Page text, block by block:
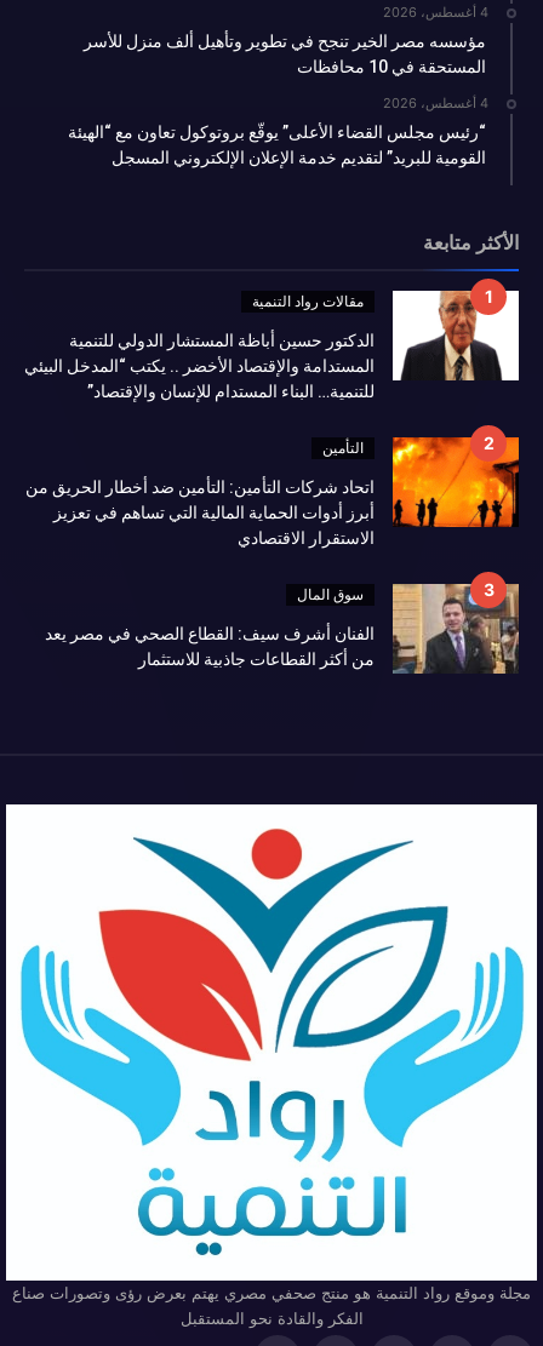
4 أغسطس، 2026
مؤسسه مصر الخير تنجح في تطوير وتأهيل ألف منزل للأسر
المستحقة في 10 محافظات
4 أغسطس، 2026
“رئيس مجلس القضاء الأعلى” يوقّع بروتوكول تعاون مع “الهيئة
القومية للبريد” لتقديم خدمة الإعلان الإلكتروني المسجل
الأكثر متابعة
مقالات رواد التنمية
الدكتور حسين أباظة المستشار الدولي للتنمية
المستدامة والإقتصاد الأخضر .. يكتب “المدخل البيئي
للتنمية… البناء المستدام للإنسان والإقتصاد”
التأمين
اتحاد شركات التأمين: التأمين ضد أخطار الحريق من
أبرز أدوات الحماية المالية التي تساهم في تعزيز
الاستقرار الاقتصادي
سوق المال
الفنان أشرف سيف: القطاع الصحي في مصر يعد
من أكثر القطاعات جاذبية للاستثمار
مجلة وموقع رواد التنمية هو منتج صحفي مصري يهتم بعرض رؤى وتصورات صناع
الفكر والقادة نحو المستقبل